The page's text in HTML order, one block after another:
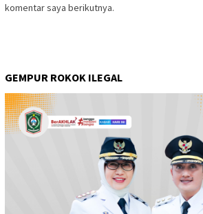
komentar saya berikutnya.
GEMPUR ROKOK ILEGAL